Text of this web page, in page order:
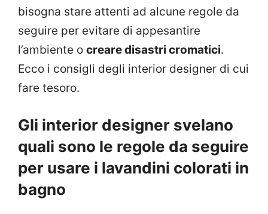
bisogna stare attenti ad alcune regole da
seguire per evitare di appesantire
l’ambiente o creare disastri cromatici.
Ecco i consigli degli interior designer di cui
fare tesoro.
Gli interior designer svelano
quali sono le regole da seguire
per usare i lavandini colorati in
bagno